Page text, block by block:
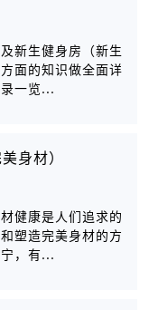
新生健身房（新生
面的知识做全面详
一览...
身材）
健康是人们追求的
塑造完美身材的方
，有...